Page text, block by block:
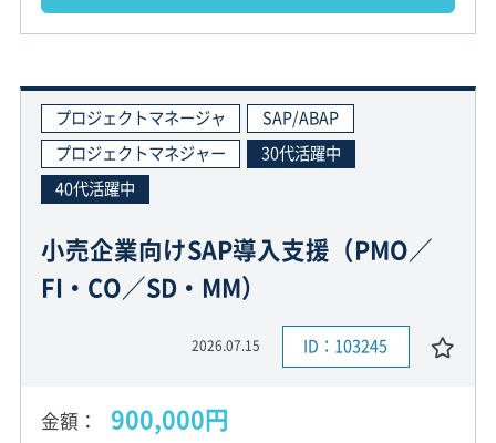
プロジェクトマネージャ
SAP/ABAP
プロジェクトマネジャー
30代活躍中
40代活躍中
小売企業向けSAP導入支援（PMO／
FI・CO／SD・MM）
2026.07.15 ID：103245
金額 900,000円